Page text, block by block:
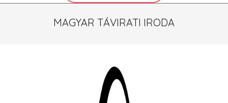
MAGYAR TÁVIRATI IRODA